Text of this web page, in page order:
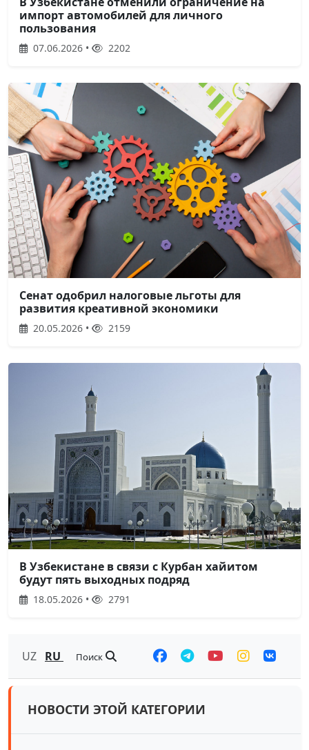
импорт автомобилей для личного
пользования
07.06.2026 • 2202
Сенат одобрил налоговые льготы для
развития креативной экономики
20.05.2026 • 2159
В Узбекистане в связи с Курбан хайитом
будут пять выходных подряд
18.05.2026 • 2791
UZ RU Поиск
НОВОСТИ ЭТОЙ КАТЕГОРИИ